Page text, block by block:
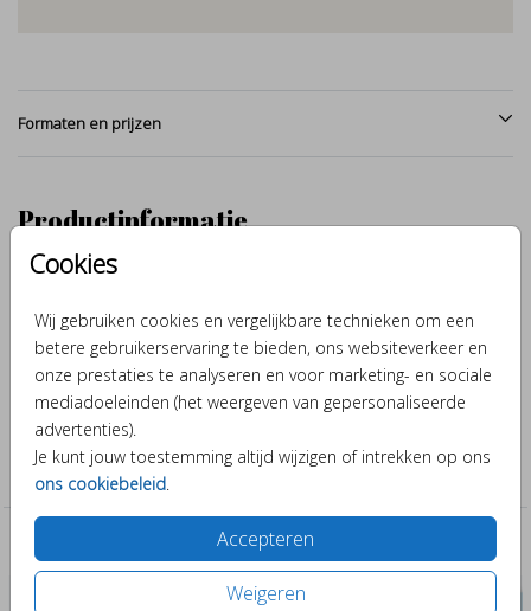
Cookies
Wij gebruiken cookies en vergelijkbare technieken om een
betere gebruikerservaring te bieden, ons websiteverkeer en
onze prestaties te analyseren en voor marketing- en sociale
mediadoeleinden (het weergeven van gepersonaliseerde
advertenties).
Je kunt jouw toestemming altijd wijzigen of intrekken op ons
ons cookiebeleid.
Accepteren
Weigeren
Formaten en prijzen
Productinformatie
Omschrijving
De illustratie van het schattige zeepaardje is met de hand
getekend en afgewerkt met aquarel. Maak van dit geboortekaartje
door verschillende kleuren en lettertypes er je eigen ontwerp van.
Collectie
Bijzondere vormen
Past er leuk bij